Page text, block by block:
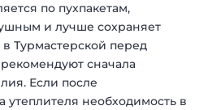
по пухпакетам,
и лучше сохраняет
Турмастерской перед
сначала
Если после
утеплителя необходимость в